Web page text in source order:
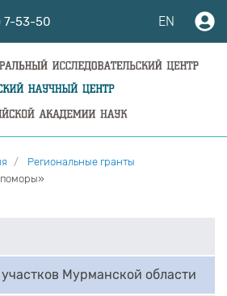
7-53-50 EN
Региональные гранты
участков Мурманской области